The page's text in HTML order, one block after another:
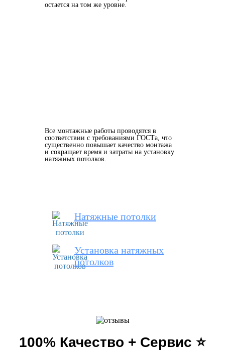
остается на том же уровне.
Все монтажные работы проводятся в
соответствии с требованиями ГОСТа, что
существенно повышает качество монтажа
и сокращает время и затраты на установку
натяжных потолков.
Натяжные потолки
Установка натяжных
потолков
100% Качество + Сервис ⭐️